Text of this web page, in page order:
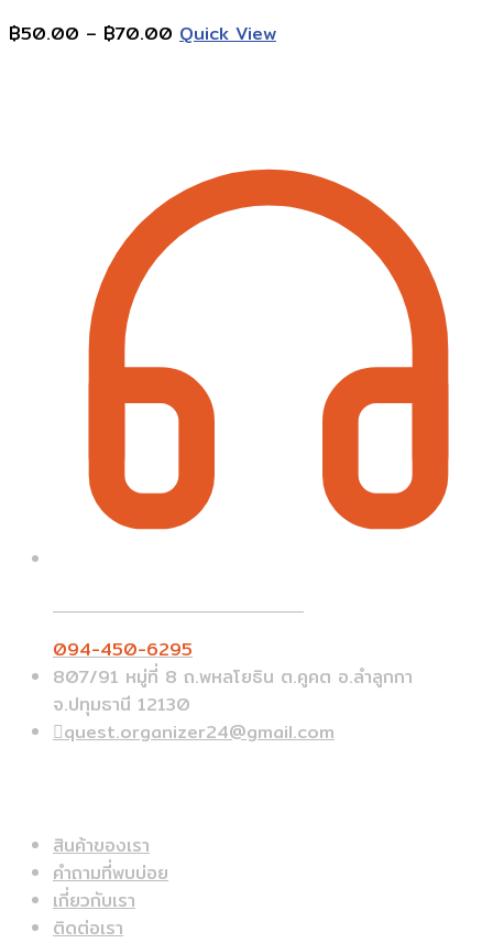
฿50.00 – ฿70.00 Price
Quick View
Call On Order ? Call us 24/7
094-450-6295
807/91 หมู่ที่ 8 ถ.พหลโยธิน ต.คูคต อ.ลำลูกกา
จ.ปทุมธานี 12130
quest.organizer24@gmail.com
สินค้าของเรา
คำถามที่พบบ่อย
เกี่ยวกับเรา
ติดต่อเรา